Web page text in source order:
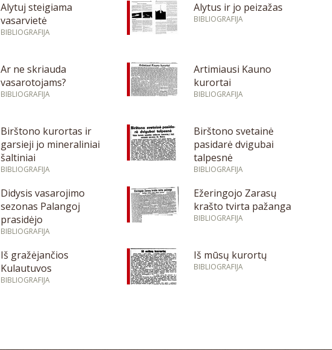
Alytuj steigiama
vasarvietė
BIBLIOGRAFIJA
Alytus ir jo peizažas
BIBLIOGRAFIJA
Ar ne skriauda
vasarotojams?
BIBLIOGRAFIJA
Artimiausi Kauno
kurortai
BIBLIOGRAFIJA
Birštono kurortas ir
garsieji jo mineraliniai
šaltiniai
BIBLIOGRAFIJA
Birštono svetainė
pasidarė dvigubai
talpesnė
BIBLIOGRAFIJA
Didysis vasarojimo
sezonas Palangoj
prasidėjo
BIBLIOGRAFIJA
Ežeringojo Zarasų
krašto tvirta pažanga
BIBLIOGRAFIJA
Iš gražėjančios
Kulautuvos
BIBLIOGRAFIJA
Iš mūsų kurortų
BIBLIOGRAFIJA